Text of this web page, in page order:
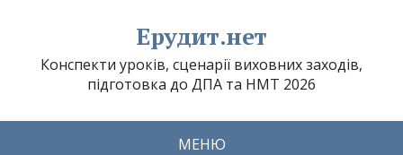
Ерудит.нет
Конспекти уроків, сценарії виховних заходів,
підготовка до ДПА та НМТ 2026
МЕНЮ